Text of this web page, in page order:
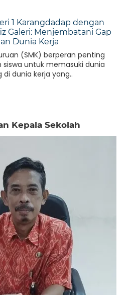
1 Karangdadap dengan
Galeri: Menjembatani Gap
Dunia Kerja
(SMK) berperan penting
untuk memasuki dunia
di dunia kerja yang..
Kepala Sekolah